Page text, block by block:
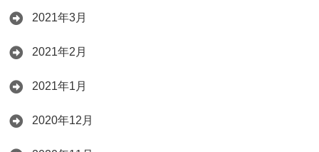
2021年3月
2021年2月
2021年1月
2020年12月